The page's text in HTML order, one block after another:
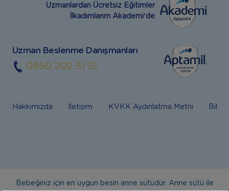
Uzmanlardan Ücretsiz Eğitimler
İlkadımlarım Akademi’de
Uzman Beslenme Danışmanları
0850 202 51 51
Hakkımızda İletişim KVKK Aydınlatma Metni Bilgi
Bebeğiniz için en uygun besin anne sütüdür. Anne sütü ile